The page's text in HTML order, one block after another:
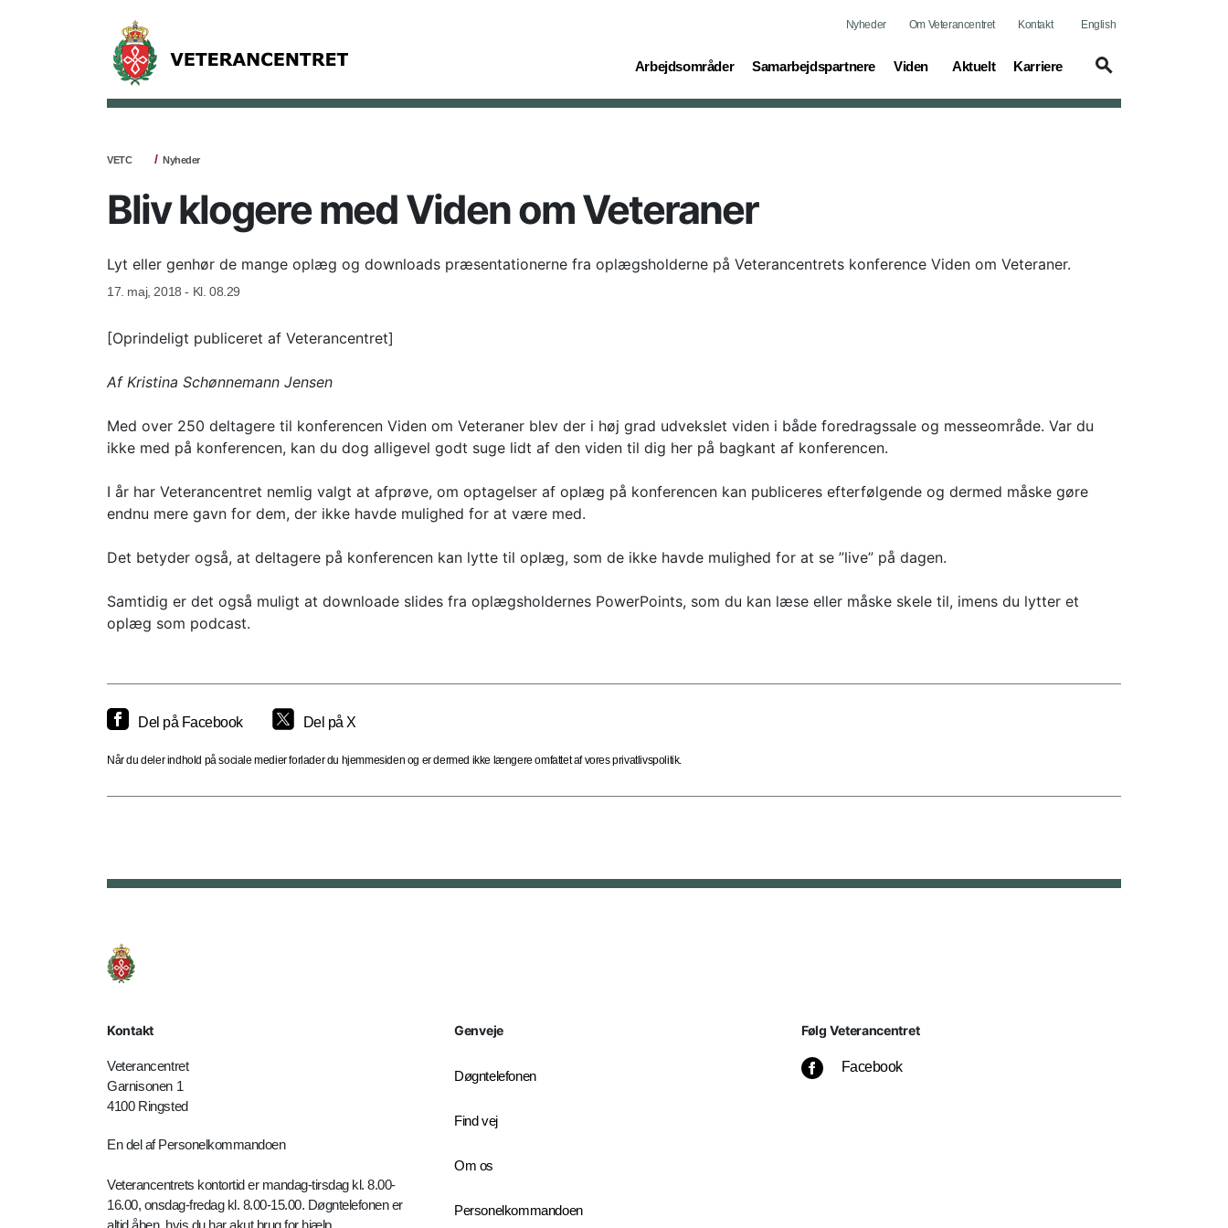
Nyheder Om Veterancentret Kontakt English
Arbejdsområder
(current) Samarbejdspartnere
(current) Viden
(current) Aktuelt
(current) Karriere
(current)
VETC Nyheder
Bliv klogere med Viden om Veteraner
Lyt eller genhør de mange oplæg og downloads præsentationerne fra oplægsholderne på Veterancentrets konference Viden om Veteraner.
17. maj, 2018 - Kl. 08.29
[Oprindeligt publiceret af Veterancentret]
Af Kristina Schønnemann Jensen
Med over 250 deltagere til konferencen Viden om Veteraner blev der i høj grad udvekslet viden i både foredragssale og messeområde. Var du
ikke med på konferencen, kan du dog alligevel godt suge lidt af den viden til dig her på bagkant af konferencen.
I år har Veterancentret nemlig valgt at afprøve, om optagelser af oplæg på konferencen kan publiceres efterfølgende og dermed måske gøre
endnu mere gavn for dem, der ikke havde mulighed for at være med.
Det betyder også, at deltagere på konferencen kan lytte til oplæg, som de ikke havde mulighed for at se ”live” på dagen.
Samtidig er det også muligt at downloade slides fra oplægsholdernes PowerPoints, som du kan læse eller måske skele til, imens du lytter et
oplæg som podcast.
Del på Facebook Del på X
Når du deler indhold på sociale medier forlader du hjemmesiden og er dermed ikke længere omfattet af vores privatlivspolitik.
Kontakt
Veterancentret
Garnisonen 1
4100 Ringsted
En del af Personelkommandoen
Veterancentrets kontortid er mandag-tirsdag kl. 8.00-
16.00, onsdag-fredag kl. 8.00-15.00. Døgntelefonen er
altid åben, hvis du har akut brug for hjælp.
Genveje
Døgntelefonen
Find vej
Om os
Personelkommandoen
Følg Veterancentret
Facebook